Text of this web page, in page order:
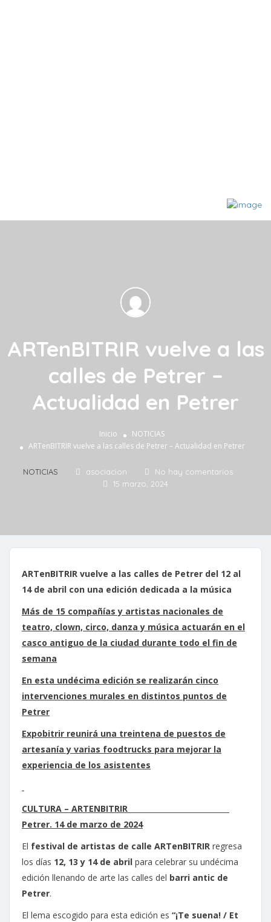
ARTenBITRIR vuelve a las
calles de Petrer –
Actualidad en Petrer
Inicio
NOTICIAS
ARTenBITRIR vuelve a las calles de Petrer – Actualidad en Petrer
NOTICIAS asociacion
No hay comentarios
15 marzo, 2024
ARTenBITRIR vuelve a las calles de Petrer del 12 al
14 de abril con una edición dedicada a la música
Más de 15 compañías y artistas nacionales de
teatro, clown, circo, danza y música actuarán en el
casco antiguo de la ciudad durante todo el fin de
semana
En esta undécima edición se realizarán cinco
intervenciones murales en distintos puntos de
Petrer
Expobitrir reunirá una treintena de puestos de
artesanía y varias foodtrucks para mejorar la
experiencia de los asistentes
CULTURA – ARTENBITRIR
Petrer. 14 de marzo de 2024
El festival de artistas de calle ARTenBITRIR regresa
los días 12, 13 y 14 de abril para celebrar su undécima
edición llenando de arte las calles del barri antic de
Petrer.
El lema escogido para esta edición es “¡Te suena! / Et